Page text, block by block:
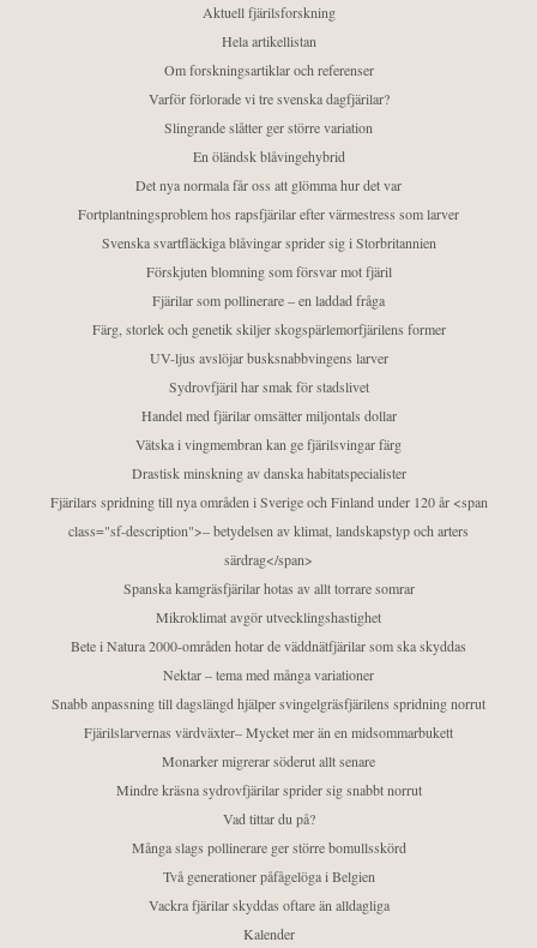
Aktuell fjärilsforskning
Hela artikellistan
Om forskningsartiklar och referenser
Varför förlorade vi tre svenska dagfjärilar?
Slingrande slåtter ger större variation
En öländsk blåvingehybrid
Det nya normala får oss att glömma hur det var
Fortplantningsproblem hos rapsfjärilar efter värmestress som larver
Svenska svartfläckiga blåvingar sprider sig i Storbritannien
Förskjuten blomning som försvar mot fjäril
Fjärilar som pollinerare – en laddad fråga
Färg, storlek och genetik skiljer skogspärlemorfjärilens former
UV-ljus avslöjar busksnabbvingens larver
Sydrovfjäril har smak för stadslivet
Handel med fjärilar omsätter miljontals dollar
Vätska i vingmembran kan ge fjärilsvingar färg
Drastisk minskning av danska habitatspecialister
Fjärilars spridning till nya områden i Sverige och Finland under 120 år <span
class="sf-description">– betydelsen av klimat, landskapstyp och arters
särdrag</span>
Spanska kamgräsfjärilar hotas av allt torrare somrar
Mikroklimat avgör utvecklingshastighet
Bete i Natura 2000-områden hotar de väddnätfjärilar som ska skyddas
Nektar – tema med många variationer
Snabb anpassning till dagslängd hjälper svingelgräsfjärilens spridning norrut
Fjärilslarvernas värdväxter– Mycket mer än en midsommarbukett
Monarker migrerar söderut allt senare
Mindre kräsna sydrovfjärilar sprider sig snabbt norrut
Vad tittar du på?
Många slags pollinerare ger större bomullsskörd
Två generationer påfågelöga i Belgien
Vackra fjärilar skyddas oftare än alldagliga
Kalender